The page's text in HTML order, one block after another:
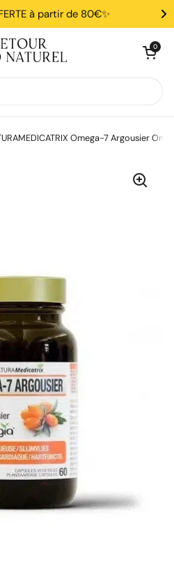
à partir de 80€✨
Ouvrir le
0
Omega-7 Argousier